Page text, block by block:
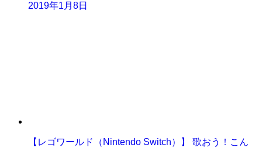
2019年1月8日
【レゴワールド（Nintendo Switch）】 歌おう！こん